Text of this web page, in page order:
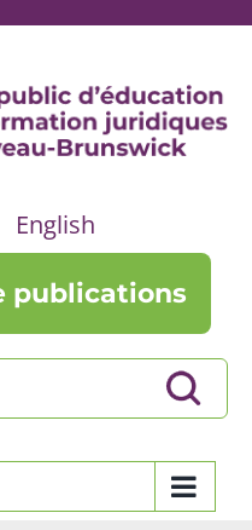
English
publications